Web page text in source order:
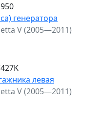
генератора
V (2005—2011)
левая
V (2005—2011)